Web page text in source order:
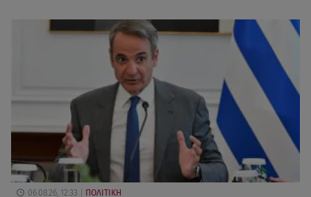
06.08.26, 12:33 ΠΟΛΙΤΙΚΗ